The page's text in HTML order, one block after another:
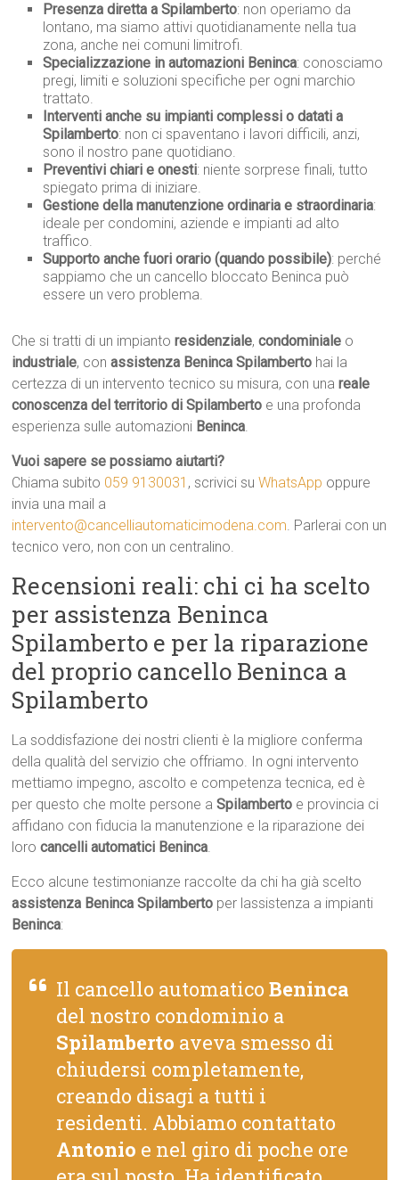
Presenza diretta a Spilamberto: non operiamo da
lontano, ma siamo attivi quotidianamente nella tua
zona, anche nei comuni limitrofi.
Specializzazione in automazioni Beninca: conosciamo
pregi, limiti e soluzioni specifiche per ogni marchio
trattato.
Interventi anche su impianti complessi o datati a
Spilamberto: non ci spaventano i lavori difficili, anzi,
sono il nostro pane quotidiano.
Preventivi chiari e onesti: niente sorprese finali, tutto
spiegato prima di iniziare.
Gestione della manutenzione ordinaria e straordinaria:
ideale per condomini, aziende e impianti ad alto
traffico.
Supporto anche fuori orario (quando possibile): perché
sappiamo che un cancello bloccato Beninca può
essere un vero problema.
Che si tratti di un impiantoresidenziale,condominiale o
industriale, conassistenza Beninca Spilamberto hai la
certezza di un intervento tecnico su misura, con unareale
conoscenza del territorio di Spilamberto e una profonda
esperienza sulle automazioni Beninca.
Vuoi sapere se possiamo aiutarti?
Chiama subito 059 9130031 , scrivici suWhatsApp oppure
invia una mail a
intervento@cancelliautomaticimodena.com. Parlerai con un
tecnico vero, non con un centralino.
Recensioni reali: chi ci ha scelto
per assistenza Beninca
Spilamberto e per la riparazione
del proprio cancello Beninca a
Spilamberto
La soddisfazione dei nostri clienti è la migliore conferma
della qualità del servizio che offriamo. In ogni intervento
mettiamo impegno, ascolto e competenza tecnica, ed è
per questo che molte persone aSpilamberto e provincia ci
affidano con fiducia la manutenzione e la riparazione dei
lorocancelli automatici Beninca.
Ecco alcune testimonianze raccolte da chi ha già scelto
assistenza Beninca Spilamberto per lassistenza a impianti
Beninca:
Il cancello automaticoBeninca
del nostro condominio a
Spilamberto aveva smesso di
chiudersi completamente,
creando disagi a tutti i
residenti. Abbiamo contattato
Antonio e nel giro di poche ore